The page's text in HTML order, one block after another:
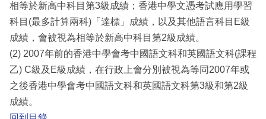
相等於新高中科目第3級成績；香港中學文憑考試應用學習
科目(最多計算兩科)「達標」成績，以及其他語言科目E級
成績，會被視為相等於新高中科目第2級成績。
(2) 2007年前的香港中學會考中國語文科和英國語文科(課程
乙) C級及E級成績，在行政上會分別被視為等同2007年或
之後香港中學會考中國語文科和英國語文科第3級和第2級
成績。